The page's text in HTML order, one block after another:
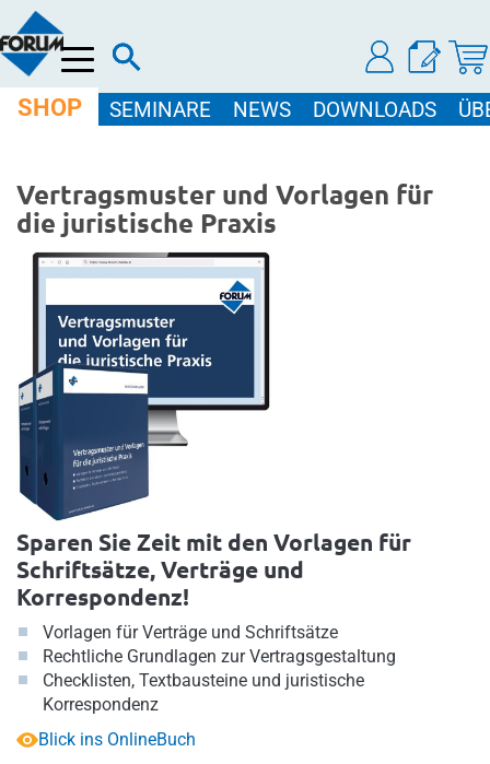
Menü
SHOP SEMINARE NEWS DOWNLOADS
Vertragsmuster und Vorlagen für
die juristische Praxis
Sparen Sie Zeit mit den Vorlagen für
Schriftsätze, Verträge und
Korrespondenz!
Vorlagen für Verträge und Schriftsätze
Rechtliche Grundlagen zur Vertragsgestaltung
Checklisten, Textbausteine und juristische
Korrespondenz
Blick ins OnlineBuch